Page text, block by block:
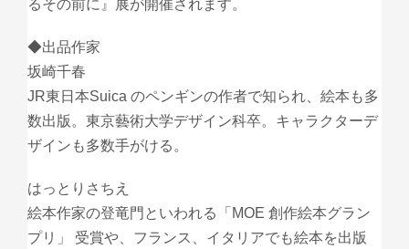
るその前に』展が開催されます。
◆出品作家
坂崎千春
JR東日本Suica のペンギンの作者で知られ、絵本も多
数出版。東京藝術大学デザイン科卒。キャラクターデ
ザインも多数手がける。
はっとりさちえ
絵本作家の登竜門といわれる「MOE 創作絵本グラン
プリ」 受賞や、フランス、イタリアでも絵本を出版